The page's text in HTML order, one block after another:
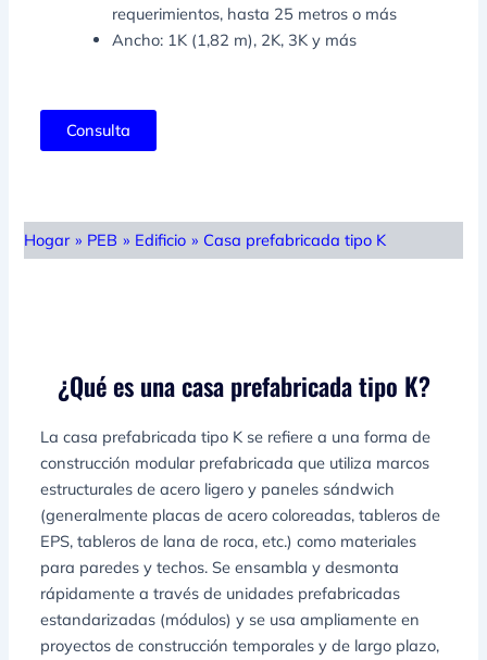
requerimientos, hasta 25 metros o más
Ancho: 1K (1,82 m), 2K, 3K y más
Consulta
Hogar » PEB » Edificio » Casa prefabricada tipo K
¿Qué es una casa prefabricada tipo K?
La casa prefabricada tipo K se refiere a una forma de
construcción modular prefabricada que utiliza marcos
estructurales de acero ligero y paneles sándwich
(generalmente placas de acero coloreadas, tableros de
EPS, tableros de lana de roca, etc.) como materiales
para paredes y techos. Se ensambla y desmonta
rápidamente a través de unidades prefabricadas
estandarizadas (módulos) y se usa ampliamente en
proyectos de construcción temporales y de largo plazo,